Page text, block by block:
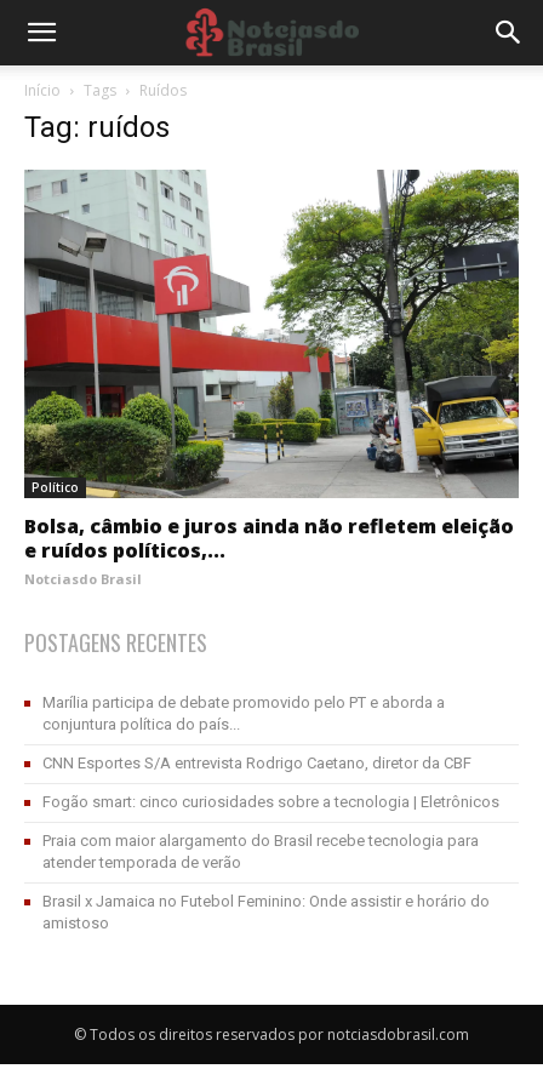
Início Tags Ruídos
Tag: ruídos
Político
Bolsa, câmbio e juros ainda não refletem eleição
e ruídos políticos,...
Notciasdo Brasil
POSTAGENS RECENTES
Marília participa de debate promovido pelo PT e aborda a
conjuntura política do país...
CNN Esportes S/A entrevista Rodrigo Caetano, diretor da CBF
Fogão smart: cinco curiosidades sobre a tecnologia | Eletrônicos
Praia com maior alargamento do Brasil recebe tecnologia para
atender temporada de verão
Brasil x Jamaica no Futebol Feminino: Onde assistir e horário do
amistoso
© Todos os direitos reservados por notciasdobrasil.com